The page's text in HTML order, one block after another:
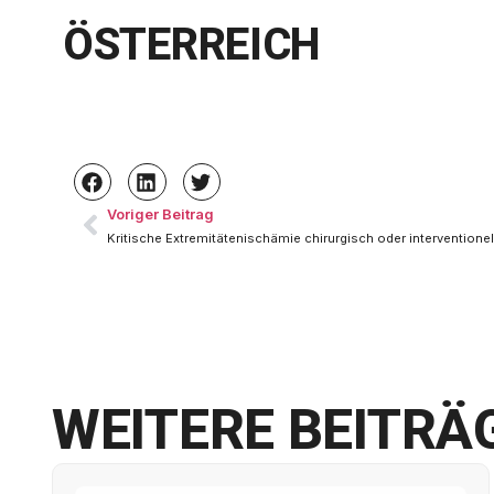
ÖSTERREICH
Voriger Beitrag
Kritische Extremitätenischämie chirurgisch oder
WEITERE